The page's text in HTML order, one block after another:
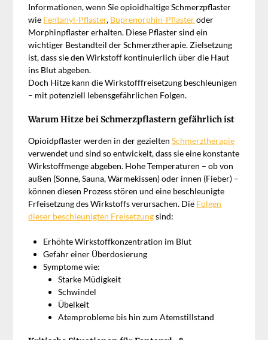
Informationen, wenn Sie opioidhaltige Schmerzpflaster
wie Fentanyl-Pflaster, Buprenorphin-Pflasteroder
Morphinpflaster erhalten. Diese Pflaster sind ein
wichtiger Bestandteil der Schmerztherapie. Zielsetzung
ist, dass sie den Wirkstoff kontinuierlich über die Haut
ins Blut abgeben.
Doch Hitze kann die Wirkstofffreisetzung beschleunigen
– mit potenziell lebensgefährlichen Folgen.
Warum Hitze bei Schmerzpflastern gefährlich ist
Opioidpflaster werden in der gezieltenSchmerztherapie
verwendet und sind so entwickelt, dass sie eine konstante
Wirkstoffmenge abgeben. Hohe Temperaturen – ob von
außen (Sonne, Sauna, Wärmekissen) oder innen (Fieber) –
können diesen Prozess stören und eine beschleunigte
Frfeisetzung des Wirkstoffs verursachen. Die Folgen
dieser beschleunigten Freisetzungsind:
Erhöhte Wirkstoffkonzentration im Blut
Gefahr einer Überdosierung
Symptome wie:
Starke Müdigkeit
Schwindel
Übelkeit
Atemprobleme bis hin zum Atemstillstand